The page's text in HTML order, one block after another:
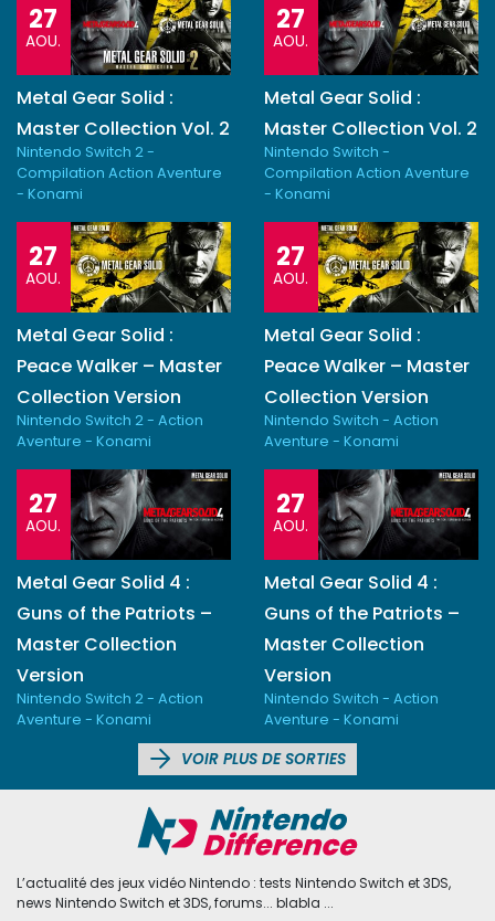
27
AOU.
Metal Gear Solid :
Master Collection Vol. 2
Nintendo Switch 2 -
Compilation Action Aventure
- Konami
27
AOU.
Metal Gear Solid :
Master Collection Vol. 2
Nintendo Switch -
Compilation Action Aventure
- Konami
27
AOU.
Metal Gear Solid :
Peace Walker – Master
Collection Version
Nintendo Switch 2 - Action
Aventure - Konami
27
AOU.
Metal Gear Solid :
Peace Walker – Master
Collection Version
Nintendo Switch - Action
Aventure - Konami
27
AOU.
Metal Gear Solid 4 :
Guns of the Patriots –
Master Collection
Version
Nintendo Switch 2 - Action
Aventure - Konami
27
AOU.
Metal Gear Solid 4 :
Guns of the Patriots –
Master Collection
Version
Nintendo Switch - Action
Aventure - Konami
VOIR PLUS DE SORTIES
L’actualité des jeux vidéo Nintendo : tests Nintendo Switch et 3DS,
news Nintendo Switch et 3DS, forums... blabla ...